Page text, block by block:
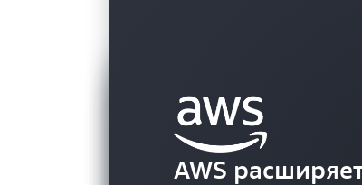
AWS
Статья
Статья
Блог
Блог